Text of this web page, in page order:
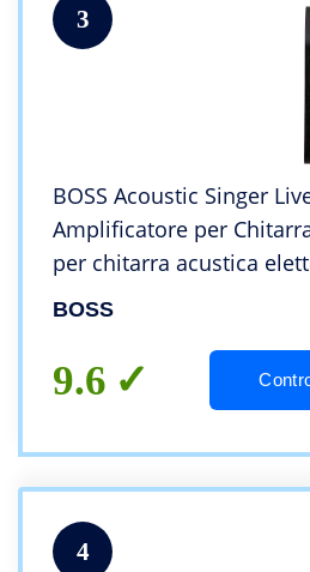
3
BOSS Acoustic Singer
Amplificatore per
per chitarra acustica
microfono per la voce
BOSS
9.6
4